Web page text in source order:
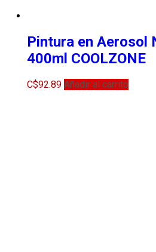
Pintura en Aerosol
400ml COOLZONE
C$92.89 Añadir al carrito